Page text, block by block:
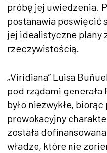
próbę jej uwiedzenia.
postanawia poświęcić
jej idealistyczne plany
rzeczywistością.
„Viridiana” Luisa
pod rządami generała
było niezwykłe,
prowokacyjny
została
władze, które nie